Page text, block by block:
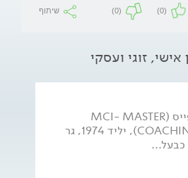
(0)
(0) שיתוף
זוגי ועסקי
שמי יובל פייס (MCI- MASTER
COACHING ISRAEL), יליד 1974, גר